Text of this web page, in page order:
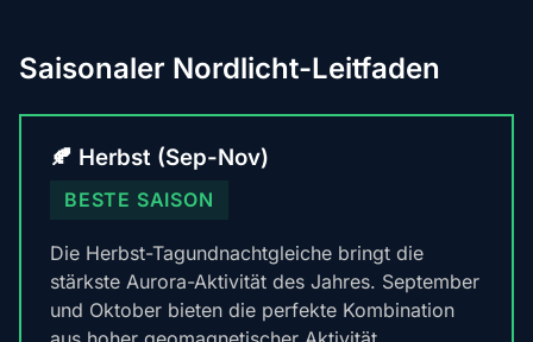
Saisonaler Nordlicht-Leitfaden
🍂 Herbst (Sep-Nov)
BESTE SAISON
Die Herbst-Tagundnachtgleiche bringt die
stärkste Aurora-Aktivität des Jahres. September
und Oktober bieten die perfekte Kombination